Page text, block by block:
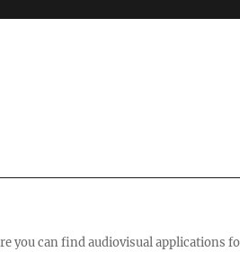
you can find audiovisual applications